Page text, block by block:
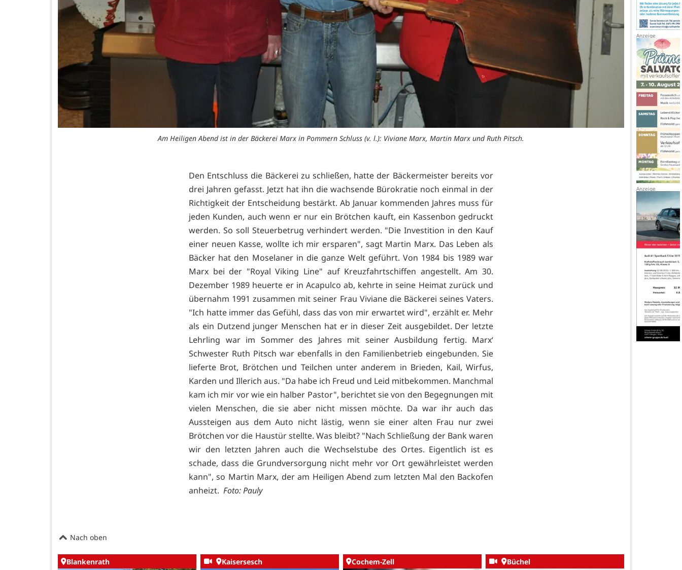
Am Heiligen Abend ist in der Bäckerei Marx in Pommern Schluss (v. l.): Viviane Marx, Martin Marx und Ruth Pitsch.
Den Entschluss die Bäckerei zu schließen, hatte der Bäckermeister bereits vor
drei Jahren gefasst. Jetzt hat ihn die wachsende Bürokratie noch einmal in der
Richtigkeit der Entscheidung bestärkt. Ab Januar kommenden Jahres muss für
jeden Kunden, auch wenn er nur ein Brötchen kauft, ein Kassenbon gedruckt
werden. So soll Steuerbetrug verhindert werden. "Die Investition in den Kauf
einer neuen Kasse, wollte ich mir ersparen", sagt Martin Marx. Das Leben als
Bäcker hat den Moselaner in die ganze Welt geführt. Von 1984 bis 1989 war
Marx bei der "Royal Viking Line" auf Kreuzfahrtschiffen angestellt. Am 30.
Dezember 1989 heuerte er in Acapulco ab, kehrte in seine Heimat zurück und
übernahm 1991 zusammen mit seiner Frau Viviane die Bäckerei seines Vaters.
"Ich hatte immer das Gefühl, dass das von mir erwartet wird", erzählt er. Mehr
als ein Dutzend junger Menschen hat er in dieser Zeit ausgebildet. Der letzte
Lehrling war im Sommer des Jahres mit seiner Ausbildung fertig. Marx‘
Schwester Ruth Pitsch war ebenfalls in den Familienbetrieb eingebunden. Sie
lieferte Brot, Brötchen und Teilchen unter anderem in Brieden, Kail, Wirfus,
Karden und Illerich aus. "Da habe ich Freud und Leid mitbekommen. Manchmal
kam ich mir vor wie ein halber Pastor", berichtet sie von den Begegnungen mit
vielen Menschen, die sie aber nicht missen möchte. Da war ihr auch das
Aussteigen aus dem Auto nicht lästig, wenn sie einer alten Frau nur zwei
Brötchen vor die Haustür stellte. Was bleibt? "Nach Schließung der Bank waren
wir den letzten Jahren auch die Wechselstube des Ortes. Eigentlich ist es
schade, dass die Grundversorgung nicht mehr vor Ort gewährleistet werden
kann", so Martin Marx, der am Heiligen Abend zum letzten Mal den Backofen
anheizt. Foto: Pauly
Nach oben
Blankenrath Kaisersesch Cochem-Zell Büchel